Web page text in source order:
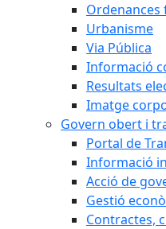
Ordenances
Urbanisme
Via Pública
Informació
Resultats
Imatge
Govern obert i
Portal de
Informació
Acció de
Gestió
Contractes,